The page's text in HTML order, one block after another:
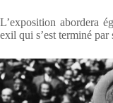
L’exposition abordera
exil qui s’est terminé